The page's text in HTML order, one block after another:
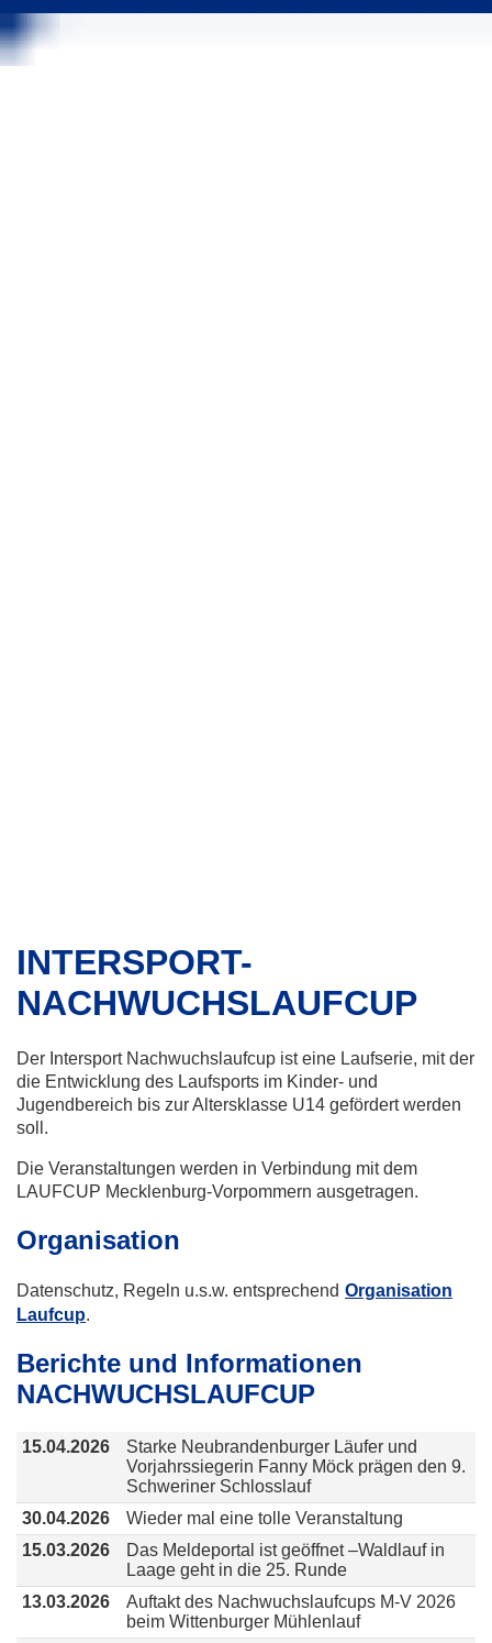
INTERSPORT-
NACHWUCHSLAUFCUP
Der Intersport Nachwuchslaufcup ist eine Laufserie, mit der
die Entwicklung des Laufsports im Kinder- und
Jugendbereich bis zur Altersklasse U14 gefördert werden
soll.
Die Veranstaltungen werden in Verbindung mit dem
LAUFCUP Mecklenburg-Vorpommern ausgetragen.
Organisation
Datenschutz, Regeln u.s.w. entsprechend Organisation
Laufcup.
Berichte und Informationen
NACHWUCHSLAUFCUP
15.04.2026
Starke Neubrandenburger Läufer und
Vorjahrssiegerin Fanny Möck prägen den 9.
Schweriner Schlosslauf
30.04.2026
Wieder mal eine tolle Veranstaltung
15.03.2026
Das Meldeportal ist geöffnet –Waldlauf in
Laage geht in die 25. Runde
13.03.2026
Auftakt des Nachwuchslaufcups M-V 2026
beim Wittenburger Mühlenlauf